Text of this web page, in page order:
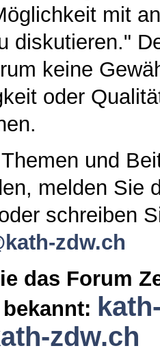
mit
diskutieren."
keine
oder
und
melden Sie
schreiben
zdw.ch
das Forum
zdw.ch